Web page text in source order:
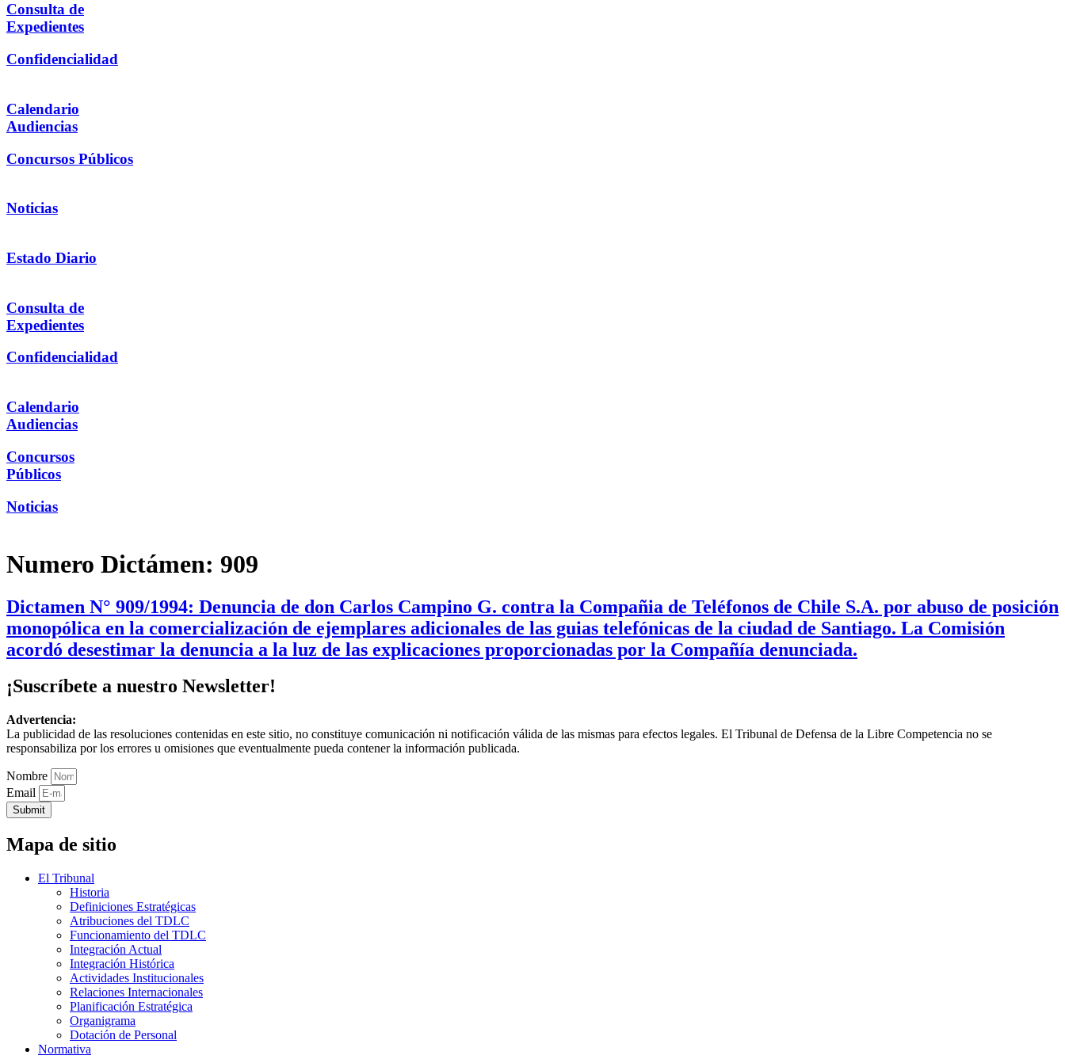
Consulta de
Expedientes
Confidencialidad
Calendario
Audiencias
Concursos Públicos
Noticias
Estado Diario
Consulta de
Expedientes
Confidencialidad
Calendario
Audiencias
Concursos
Públicos
Noticias
Numero Dictámen: 909
Dictamen N° 909/1994: Denuncia de don Carlos Campino G. contra la Compañia de Teléfonos de Chile S.A. por abuso de posición
monopólica en la comercialización de ejemplares adicionales de las guias telefónicas de la ciudad de Santiago. La Comisión
acordó desestimar la denuncia a la luz de las explicaciones proporcionadas por la Compañía denunciada.
¡Suscríbete a nuestro Newsletter!
Advertencia:
La publicidad de las resoluciones contenidas en este sitio, no constituye comunicación ni notificación válida de las mismas para efectos legales. El Tribunal de Defensa de la Libre Competencia no se
responsabiliza por los errores u omisiones que eventualmente pueda contener la información publicada.
Nombre
Email
Submit
Mapa de sitio
El Tribunal
Historia
Definiciones Estratégicas
Atribuciones del TDLC
Funcionamiento del TDLC
Integración Actual
Integración Histórica
Actividades Institucionales
Relaciones Internacionales
Planificación Estratégica
Organigrama
Dotación de Personal
Normativa